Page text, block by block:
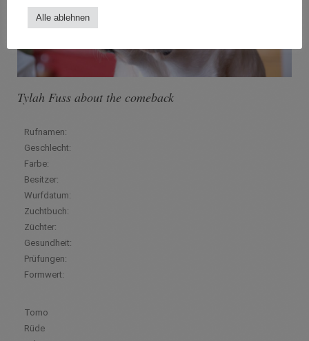
Tylah Fuss about the comeback
Rufnamen:
Geschlecht:
Farbe:
Besitzer:
Wurfdatum:
Zuchtbuch:
Züchter:
Gesundheit:
Prüfungen:
Formwert:
Tomo
Rüde
Alle ablehnen